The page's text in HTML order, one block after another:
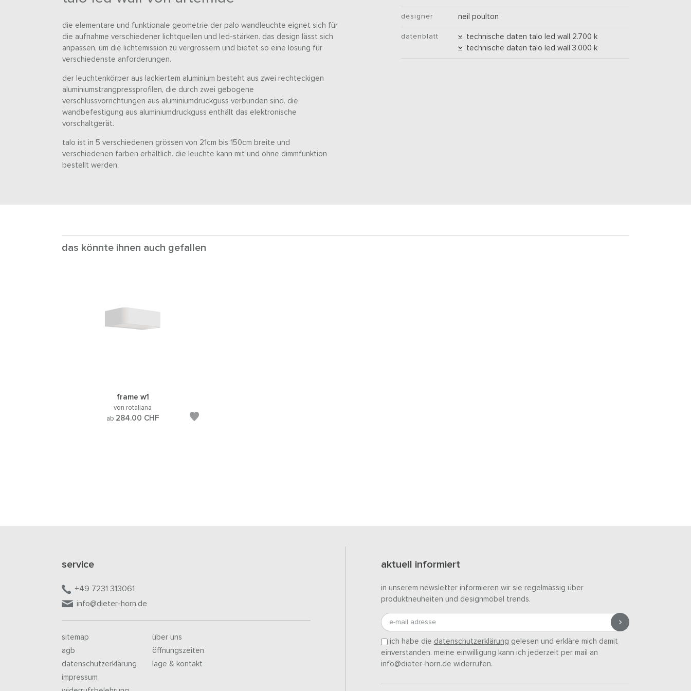
die elementare und funktionale geometrie der palo wandleuchte eignet sich für
die aufnahme verschiedener lichtquellen und led-stärken. das design lässt sich
anpassen, um die lichtemission zu vergrössern und bietet so eine lösung für
verschiedenste anforderungen.
der leuchtenkörper aus lackiertem aluminium besteht aus zwei rechteckigen
aluminiumstrangpressprofilen, die durch zwei gebogene
verschlussvorrichtungen aus aluminiumdruckguss verbunden sind. die
wandbefestigung aus aluminiumdruckguss enthält das elektronische
vorschaltgerät.
talo ist in 5 verschiedenen grössen von 21cm bis 150cm breite und
verschiedenen farben erhältlich. die leuchte kann mit und ohne dimmfunktion
bestellt werden.
designer neil poulton
datenblatt
technische daten talo led wall 2.700 k
technische daten talo led wall 3.000 k
das könnte ihnen auch gefallen
frame w1
von rotaliana
ab 284.00 CHF
service
+49 7231 313061
info@dieter-horn.de
sitemap
agb
datenschutzerklärung
impressum
über uns
öffnungszeiten
lage & kontakt
aktuell informiert
in unserem newsletter informieren wir sie regelmässig über
produktneuheiten und designmöbel trends.
e-mail adresse
ich habe die datenschutzerklärung gelesen und erkläre mich damit
einverstanden. meine einwilligung kann ich jederzeit per mail an
info@dieter-horn.de widerrufen.